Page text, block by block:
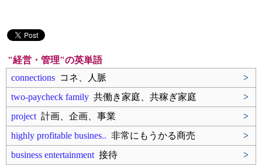
"経営・管理"の英単語
connections コネ、人脈
>
two-paycheck family 共働き家庭、共稼ぎ家庭
>
project 計画、企画、事業
>
highly profitable busines.. 非常にもうかる商売
>
business entertainment 接待
>